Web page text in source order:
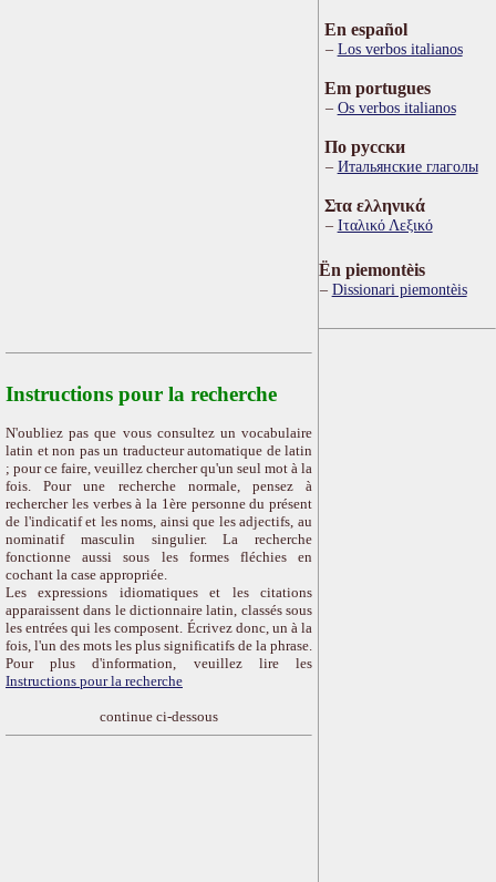
Instructions pour la recherche
N'oubliez pas que vous consultez un vocabulaire
latin et non pas un traducteur automatique de latin
; pour ce faire, veuillez chercher qu'un seul mot à la
fois. Pour une recherche normale, pensez à
rechercher les verbes à la 1ère personne du présent
de l'indicatif et les noms, ainsi que les adjectifs, au
nominatif masculin singulier. La recherche
fonctionne aussi sous les formes fléchies en
cochant la case appropriée.
Les expressions idiomatiques et les citations
apparaissent dans le dictionnaire latin, classés sous
les entrées qui les composent. Écrivez donc, un à la
fois, l'un des mots les plus significatifs de la phrase.
Pour plus d'information, veuillez lire les
Instructions pour la recherche
continue ci-dessous
En español
Los verbos italianos
Em portugues
Os verbos italianos
По русски
Итальянские глаголы
Στα ελληνικά
Ιταλικό Λεξικό
Ën piemontèis
Dissionari piemontèis